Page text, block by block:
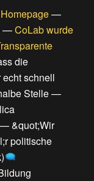
—
—CoLab wurde
die
schnell
Stelle—
&quot;Wir
politische